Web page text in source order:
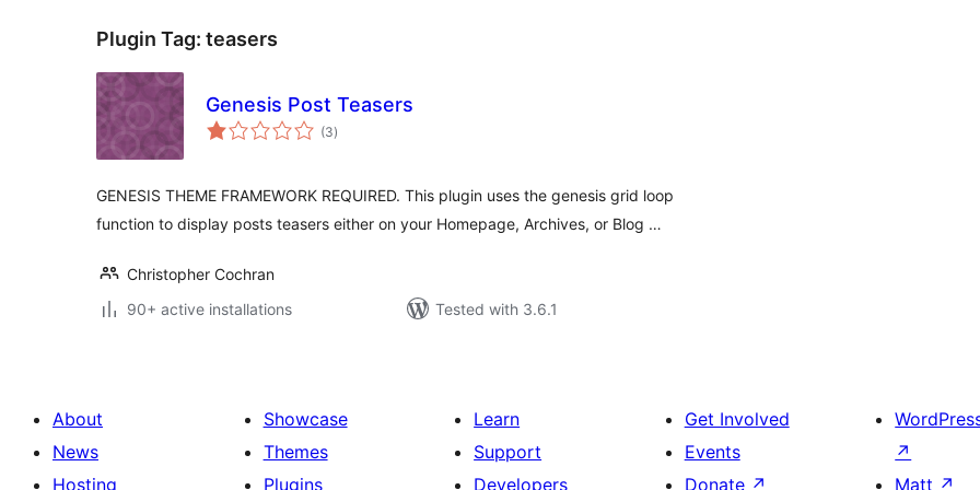
Plugin Tag: teasers
Genesis Post Teasers
(3total
ratings
)
GENESIS THEME FRAMEWORK REQUIRED. This plugin uses the genesis grid loop
function to display posts teasers either on your Homepage, Archives, or Blog …
Christopher Cochran
90+ active installations
Tested with 3.6.1
About
News
Hosting
Showcase
Themes
Plugins
Learn
Support
Developers
Get Involved
Events
Donate ↗
↗
Matt ↗